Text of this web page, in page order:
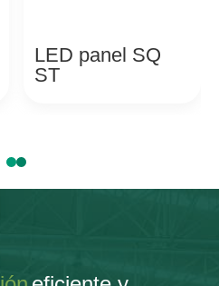
LED panel SQ
ST